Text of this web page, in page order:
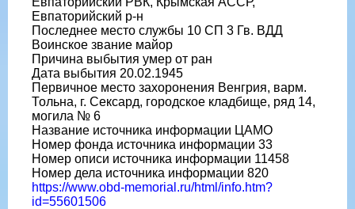
Евпаторийский р-н
Последнее место службы 10 СП 3 Гв. ВДД
Воинское звание майор
Причина выбытия умер от ран
Дата выбытия 20.02.1945
Первичное место захоронения Венгрия, варм.
Тольна, г. Сексард, городское кладбище, ряд 14,
могила № 6
Название источника информации ЦАМО
Номер фонда источника информации 33
Номер описи источника информации 11458
Номер дела источника информации 820
https://www.obd-memorial.ru/html/info.htm?
id=55601506